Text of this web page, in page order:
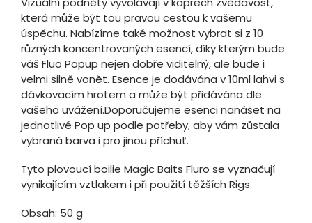
která může být tou pravou cestou k vašemu
úspěchu. Nabízíme také možnost vybrat si z 10
různých koncentrovaných esencí, díky kterým bude
váš Fluo Popup nejen dobře viditelný, ale bude i
velmi silně vonět. Esence je dodávána v 10ml lahvi s
dávkovacím hrotem a může být přidávána dle
vašeho uvážení.Doporučujeme esenci nanášet na
jednotlivé Pop up podle potřeby, aby vám zůstala
vybraná barva i pro jinou příchuť.
Tyto plovoucí boilie Magic Baits Fluro se vyznačují
vynikajícím vztlakem i při použití těžších Rigs.
Obsah: 50 g